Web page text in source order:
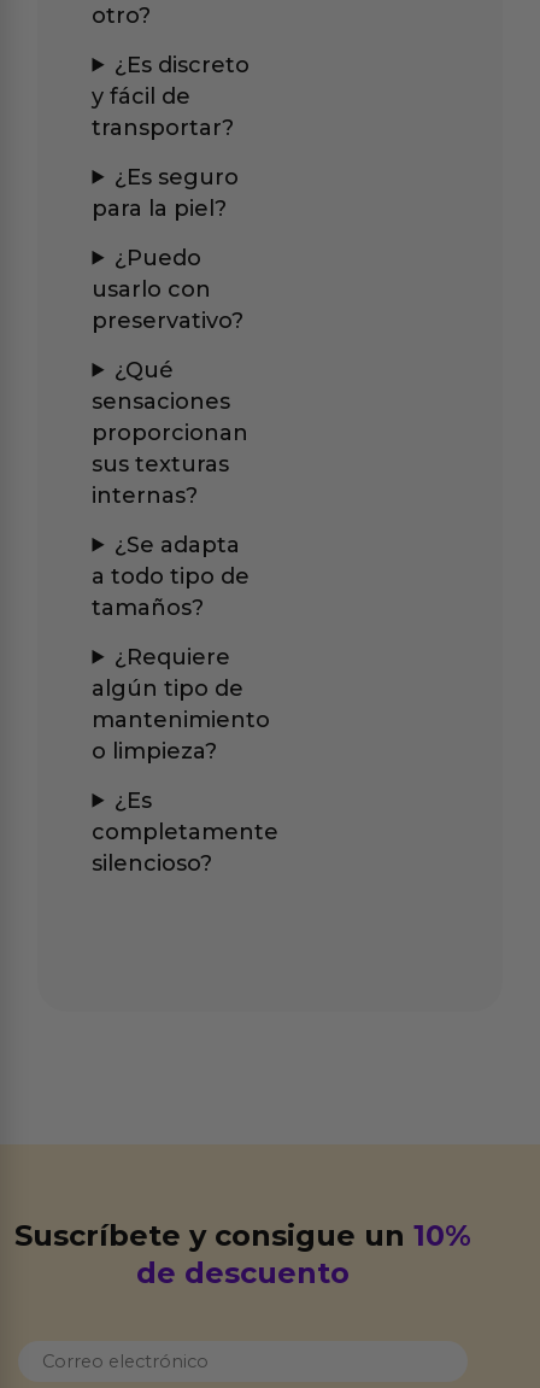
otro?
¿Es discreto
y fácil de
transportar?
¿Es seguro
para la piel?
¿Puedo
usarlo con
preservativo?
¿Qué
sensaciones
proporcionan
sus texturas
internas?
¿Se adapta
a todo tipo de
tamaños?
¿Requiere
algún tipo de
mantenimiento
o limpieza?
¿Es
completamente
silencioso?
Suscríbete y consigue un10%
de descuento